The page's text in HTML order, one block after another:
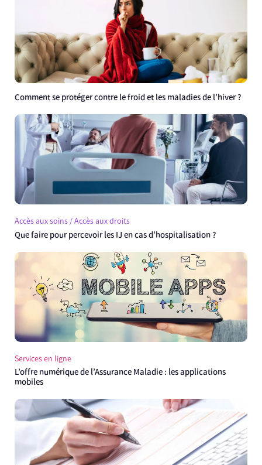
Comment se protéger contre le froid et les maladies de l’hiver ?
Accès aux soins / Accès aux droits
Que faire pour percevoir les IJ en cas d’hospitalisation ?
Services en ligne
L’offre numérique de l’Assurance Maladie : les applications
mobiles